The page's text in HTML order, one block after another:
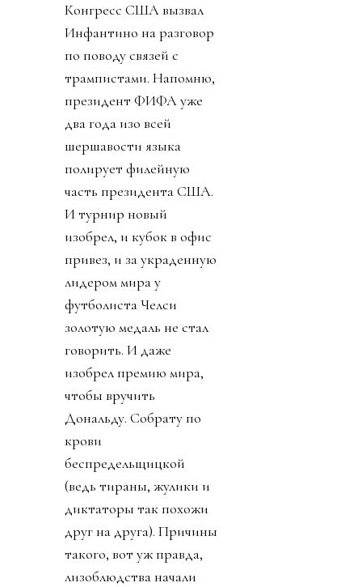
Конгресс США вызвал
Инфантино на разговор
по поводу связей с
трампистами. Напомню,
президент ФИФА уже
два года изо всей
шершавости языка
полирует филейную
часть президента США.
И турнир новый
изобрел, и кубок в офис
привез, и за украденную
лидером мира у
футболиста Челси
золотую медаль не стал
говорить. И даже
изобрел премию мира,
чтобы вручить
Дональду. Собрату по
крови
беспредельщицкой
(ведь тираны, жулики и
диктаторы так похожи
друг на друга). Причины
такого, вот уж правда,
лизоблюдства начали